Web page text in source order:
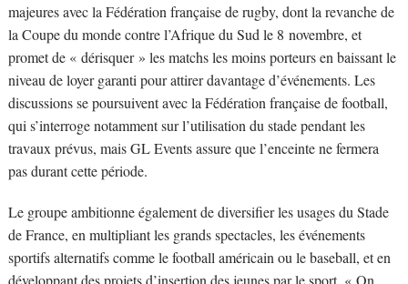
majeures avec la Fédération française de rugby, dont la revanche de
la Coupe du monde contre l’Afrique du Sud le 8 novembre, et
promet de « dérisquer » les matchs les moins porteurs en baissant le
niveau de loyer garanti pour attirer davantage d’événements. Les
discussions se poursuivent avec la Fédération française de football,
qui s’interroge notamment sur l’utilisation du stade pendant les
travaux prévus, mais GL Events assure que l’enceinte ne fermera
pas durant cette période.
Le groupe ambitionne également de diversifier les usages du Stade
de France, en multipliant les grands spectacles, les événements
sportifs alternatifs comme le football américain ou le baseball, et en
développant des projets d’insertion des jeunes par le sport. « On